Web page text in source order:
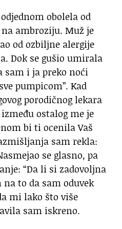
obolela od
ambroziju. Muž je
od ozbiljne alergije
Dok se gušio umirala
sam i ja preko noći
pumpicom”. Kad
porodičnog lekara
ostalog me je
bi ti ocenila Vaš
sam rekla:
se glasno, pa
“Da li si zadovoljna
na to da sam oduvek
mi lako što više
sam iskreno.